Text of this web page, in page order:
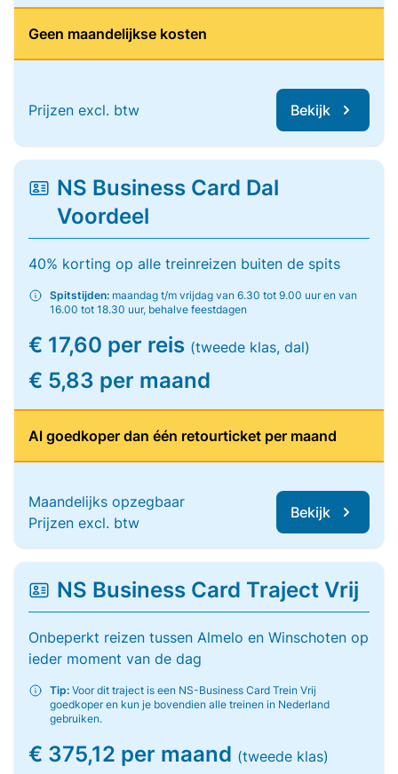
Geen maandelijkse kosten
Prijzen excl. btw Bekijk
NS Business Card Dal
Voordeel
40% korting op alle treinreizen buiten de spits
Spitstijden: maandag t/m vrijdag van 6.30 tot 9.00 uur en van
16.00 tot 18.30 uur, behalve feestdagen
€ 17,60 per reis (tweede klas, dal)
€ 5,83 per maand
Al goedkoper dan één retourticket per maand
Maandelijks opzegbaar
Prijzen excl. btw
Bekijk
NS Business Card Traject Vrij
Onbeperkt reizen tussen Almelo en Winschoten op
ieder moment van de dag
Tip: Voor dit traject is een NS-Business Card Trein Vrij
goedkoper en kun je bovendien alle treinen in Nederland
gebruiken.
€ 375,12 per maand (tweede klas)